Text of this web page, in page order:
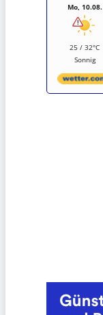
Mo, 10.08.
25 / 32°C
Sonnig